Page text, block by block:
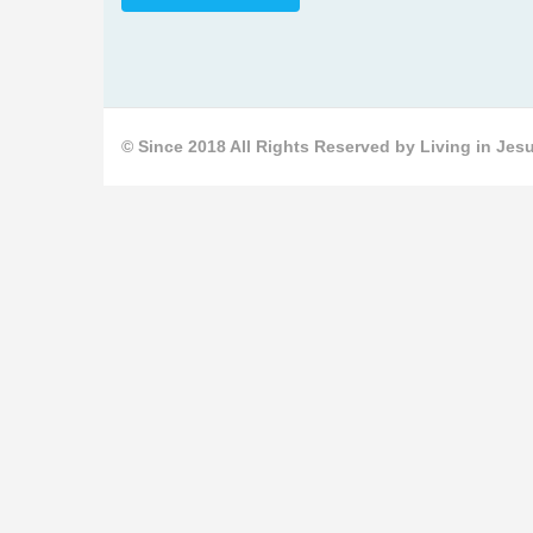
© Since 2018 All Rights Reserved by Living in